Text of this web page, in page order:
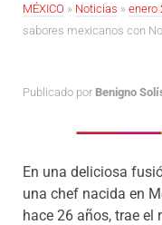
MÉXICO » Noticias » enero
sabores mexicanos con
Publicado por Benigno
En una deliciosa
una chef nacida en
hace 26 años, trae el